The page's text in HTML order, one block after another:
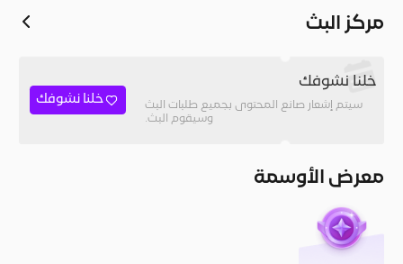
مركز البث
خلنا نشوفك
سيتم إشعار صانع المحتوى بجميع طلبات البث
وسيقوم البث.
خلنا نشوفك
معرض الأوسمة